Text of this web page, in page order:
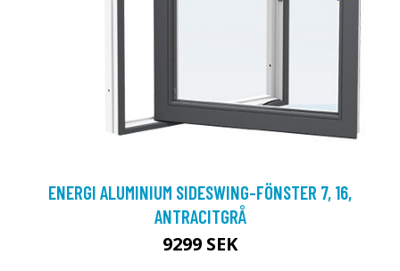
ENERGI ALUMINIUM SIDESWING-FÖNSTER 7, 16,
ANTRACITGRÅ
9299 SEK